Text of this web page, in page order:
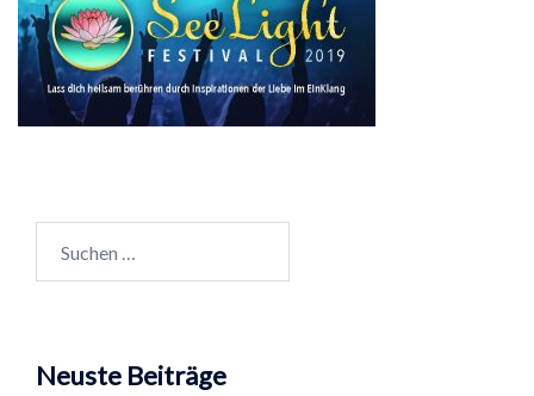
nach:
Neuste Beiträge